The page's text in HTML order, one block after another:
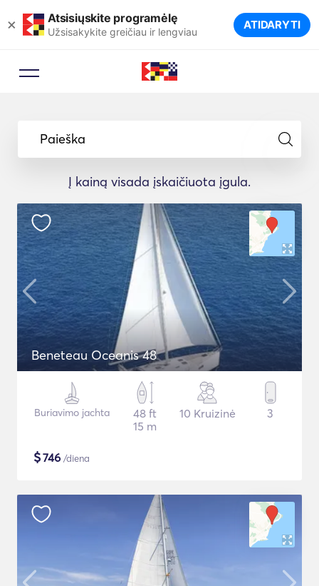
× Atsisiųskite programėlę
Užsisakykite greičiau ir lengviau ATIDARYTI
Paieška
Į kainą visada įskaičiuota įgula.
Beneteau Oceanis 48
Buriavimo jachta
48 ft
15 m
10 Kruizinė 3
$746 /diena